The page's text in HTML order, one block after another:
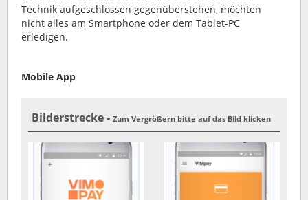
Technik aufgeschlossen gegenüberstehen, möchten
nicht alles am Smartphone oder dem Tablet-PC
erledigen.
Mobile App
Bilderstrecke - Zum Vergrößern bitte auf das Bild klicken